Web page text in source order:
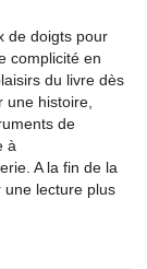
de doigts pour
complicité en
du livre dès
une histoire,
de
à
A la fin de la
lecture plus